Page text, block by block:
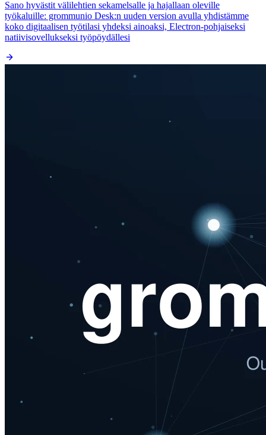
Sano hyvästit välilehtien sekamelsalle ja hajallaan oleville
työkaluille: grommunio Desk:n uuden version avulla yhdistämme
koko digitaalisen työtilasi yhdeksi ainoaksi, Electron-pohjaiseksi
natiivisovellukseksi työpöydällesi